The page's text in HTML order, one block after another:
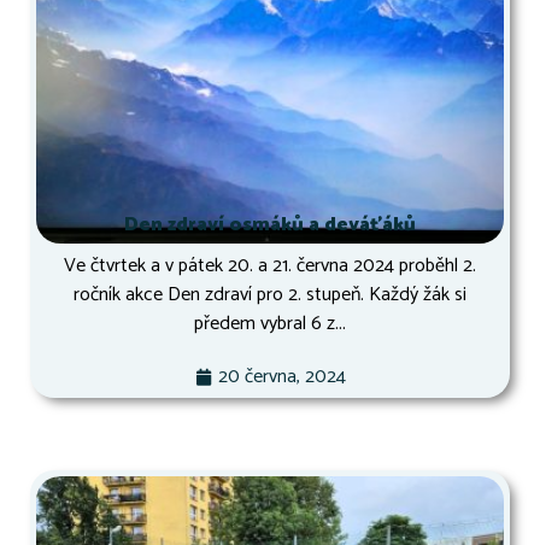
Den zdraví osmáků a deváťáků
Ve čtvrtek a v pátek 20. a 21. června 2024 proběhl 2.
ročník akce Den zdraví pro 2. stupeň. Každý žák si
předem vybral 6 z...
20 června, 2024